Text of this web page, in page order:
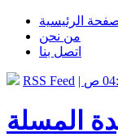
الرئيسية
من نحن
اتصل بنا
RSS Feed
المسلة